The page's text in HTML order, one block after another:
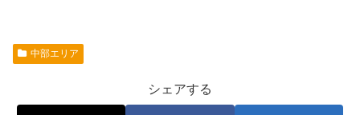
中部エリア
シェアする